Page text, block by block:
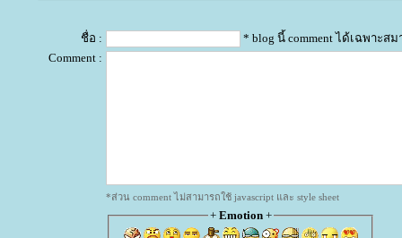
ชื่อ :
* blog นี้ comment ได้เฉพาะส
Comment :
*ส่วน comment ไม่สามารถใช้ javascript และ style sheet
+ Emotion+